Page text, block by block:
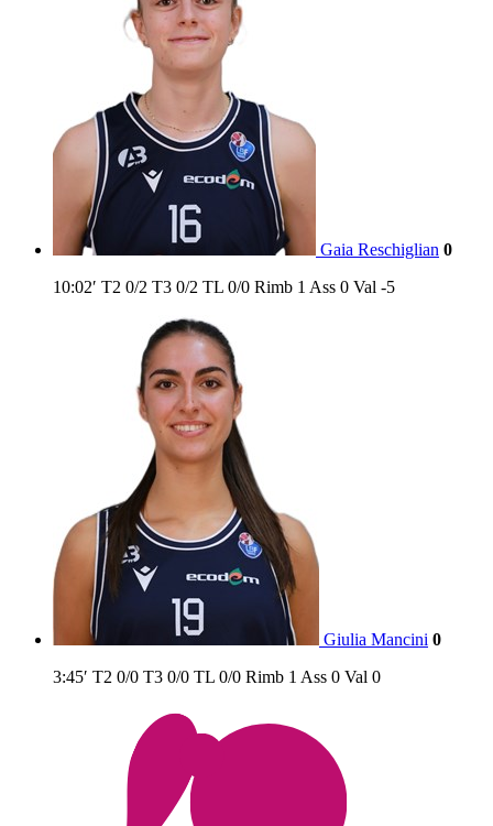
Gaia Reschiglian 0
10:02′ T2 0/2 T3 0/2 TL 0/0 Rimb 1 Ass 0 Val -5
Giulia Mancini 0
3:45′ T2 0/0 T3 0/0 TL 0/0 Rimb 1 Ass 0 Val 0